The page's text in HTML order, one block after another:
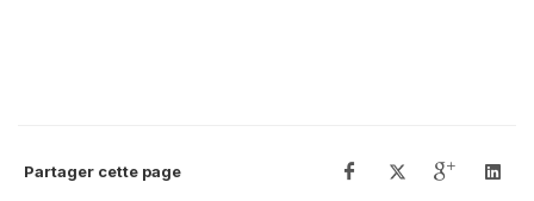
Partager cette page